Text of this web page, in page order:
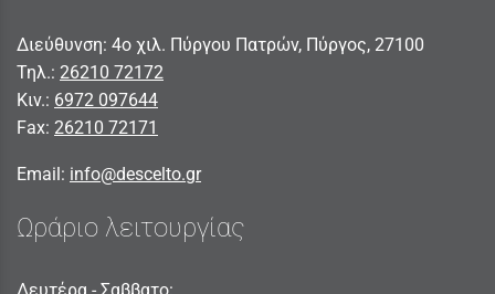
Διεύθυνση: 4ο χιλ. Πύργου Πατρών, Πύργος, 27100
Τηλ.: 26210 72172
Κιν.: 6972 097644
Fax: 26210 72171
Email: info@descelto.gr
Ωράριο λειτουργίας
Δευτέρα - Σαββατο: